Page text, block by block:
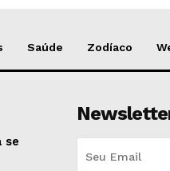
Saúde Zodíaco
se